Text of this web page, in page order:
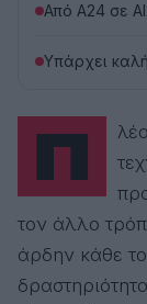
Από A24 σε
Υπάρχει
Πλέον, οποιαδήποτε συζήτηση αφορά την
τον άλλο
άρδην κάθε